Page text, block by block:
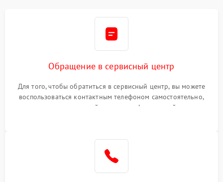
Обращение в сервисный центр
Для того, чтобы обратиться в сервисный центр, вы можете
воспользоваться контактным телефоном самостоятельно,
или оставить свой номер телефона на сайте